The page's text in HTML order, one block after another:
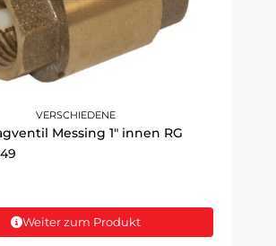
VERSCHIEDENE
Messing 1" innen RG
Weiter zum Produkt